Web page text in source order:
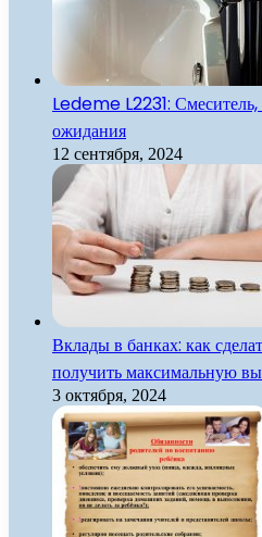
Ledeme L2231:
ожидания
12 сентября, 2024
Вклады в банках: как
получить максимальную
3 октября, 2024